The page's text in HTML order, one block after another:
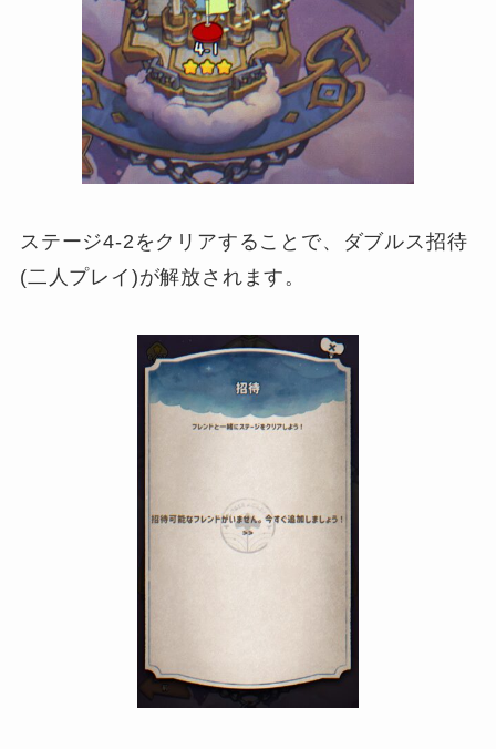
ステージ4-2をクリアすることで、ダブルス招待
(二人プレイ)が解放されます。